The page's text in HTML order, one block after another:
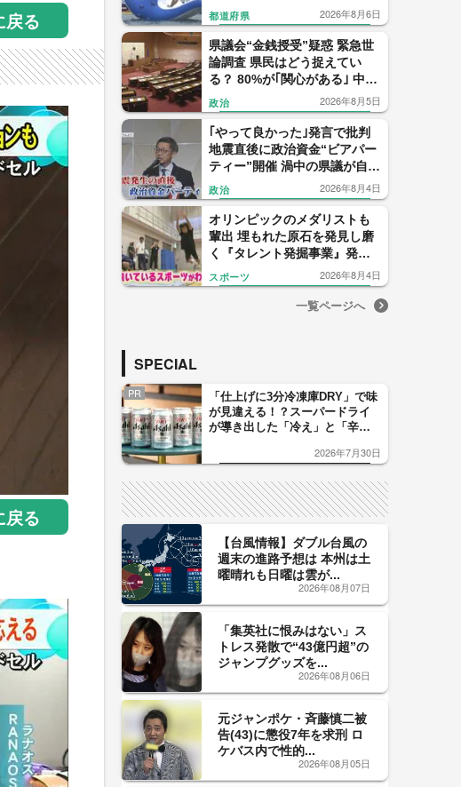
戻る
戻る
トの舞台裏
都道府県 2026年8月6日
県議会“金銭授受”疑惑 緊急世
論調査 県民はどう捉えてい
る？ 80%が｢関心がある｣ 中尾
元県議の会見 信用したのは僅
か1% 【福岡発】
政治 2026年8月5日
｢やって良かった｣発言で批判
地震直後に政治資金“ビアパー
ティー”開催 渦中の県議が自民
党県議団トップを辞任表明
【福岡発】
政治 2026年8月4日
オリンピックのメダリストも
輩出 埋もれた原石を発見し磨
く『タレント発掘事業』発足
から22年 1000人に1人の“狭き
門” 【福岡発】
スポーツ 2026年8月4日
一覧ページへ
SPECIAL
PR
「仕上げに3分冷凍庫DRY」で味
が見違える！？スーパードライ
が導き出した「冷え」と「辛
した「辛口カーブ」が飲み頃の
2026年7月30日
【台風情報】ダブル台風の
週末の進路予想は 本州は土
曜晴れも日曜は雲が...
2026年08月07日
「集英社に恨みはない」ス
トレス発散で“43億円超”の
ジャンプグッズを...
2026年08月06日
元ジャンポケ・斉藤慎二被
告(43)に懲役7年を求刑 ロ
ケバス内で性的...
2026年08月05日